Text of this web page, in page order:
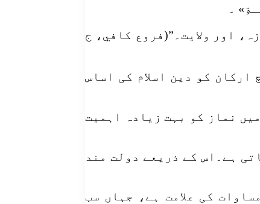
اور ولایت۔”(فروع كافي، ج
کو دین اسلام کی اساس
نماز کو بہت زیادہ اہمیت
ہے۔اس کے ذریعے دولت مند
کی علامت ہے، جہاں سب